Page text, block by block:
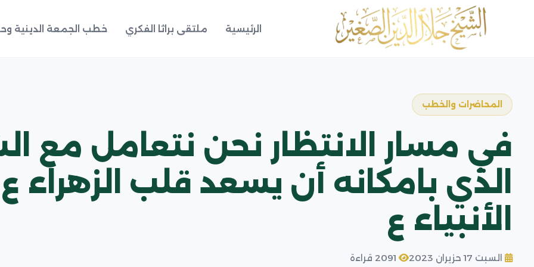
الرئيسية ملتقى براثا الفكري خطب الجمعة الدينية
المحاضرات والخطب
في مسار الانتظار نحن نتعامل مع
الذي بامكانه أن يسعد قلب
الأنبياء ع
السبت 17 حزيران 2023